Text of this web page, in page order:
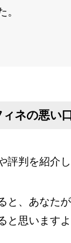
。
ネの悪い
評判を紹介し
と、あなた
と思いますよ